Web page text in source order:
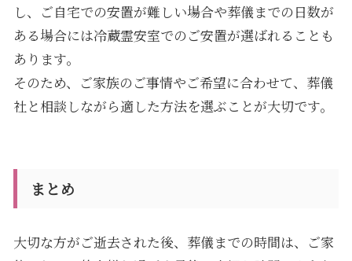
し、ご自宅での安置が難しい場合や葬儀までの日数が
ある場合には冷蔵霊安室でのご安置が選ばれることも
あります。
そのため、ご家族のご事情やご希望に合わせて、葬儀
社と相談しながら適した方法を選ぶことが大切です。
まとめ
大切な方がご逝去された後、葬儀までの時間は、ご家